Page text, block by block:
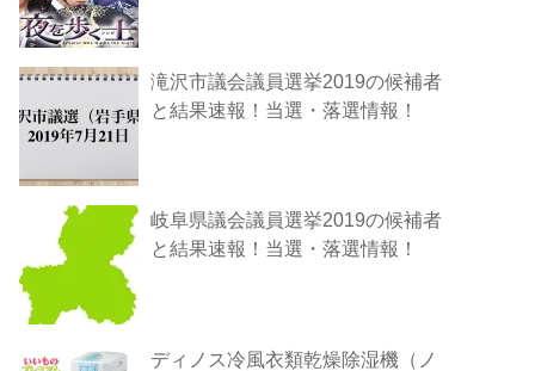
滝沢市議会議員選挙2019の候補者
と結果速報！当選・落選情報！
岐阜県議会議員選挙2019の候補者
と結果速報！当選・落選情報！
ディノス冷風衣類乾燥除湿機（ノ